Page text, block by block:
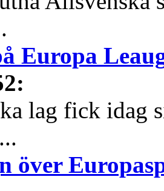
Europa
:
lag fick idag
över